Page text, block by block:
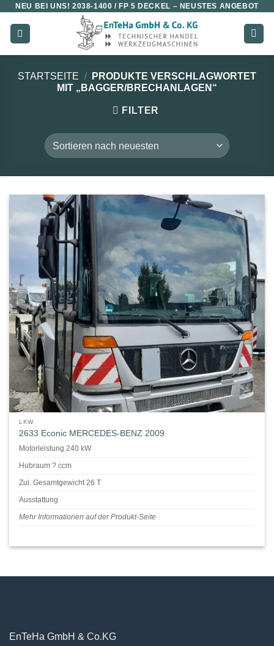
Zum
Inhalt
springen
NEU BEI UNS!2038-1400 / FP 5 DECKEL – NEUSTES ANGEBOT
STARTSEITE /
PRODUKTE VERSCHLAGWORTET
MIT „BAGGER/BRECHANLAGEN“
FILTER
LKW
2633 Econic MERCEDES-BENZ 2009
Motorleistung 240 kW
Hubraum ? ccm
Zul. Gesamtgewicht 26 T
Ausstattung
Mehr Informationen auf der Produkt-Seite
EnTeHa GmbH & Co.KG